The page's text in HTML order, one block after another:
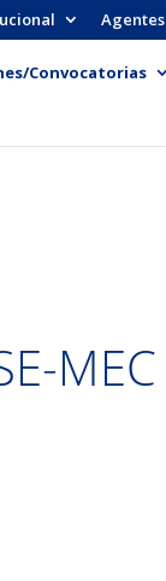
Agentes
Convocatorias
MEC